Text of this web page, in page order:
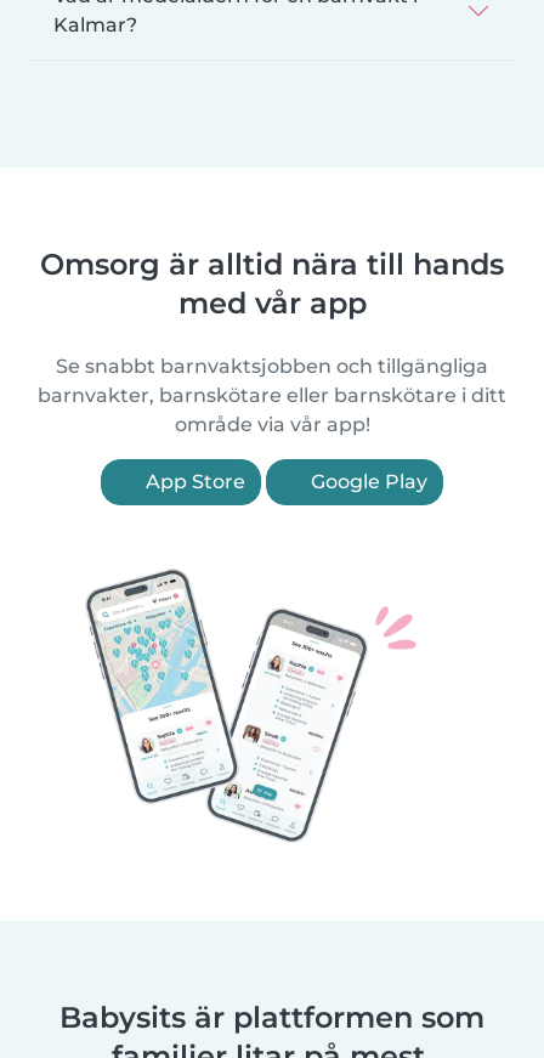
Kalmar?
Omsorg är alltid nära till hands
med vår app
Se snabbt barnvaktsjobben och tillgängliga
barnvakter, barnskötare eller barnskötare i ditt
område via vår app!
App Store Google Play
Babysits är plattformen som